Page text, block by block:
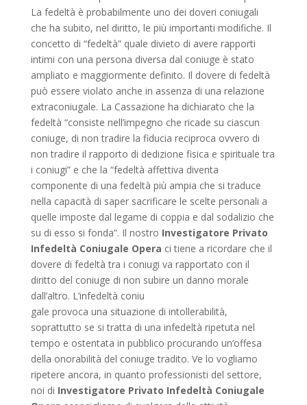
La fedeltà è probabilmente uno dei doveri coniugali
che ha subito, nel diritto, le più importanti modifiche. Il
concetto di “fedeltà” quale divieto di avere rapporti
intimi con una persona diversa dal coniuge è stato
ampliato e maggiormente definito. Il dovere di fedeltà
può essere violato anche in assenza di una relazione
extraconiugale. La Cassazione ha dichiarato che la
fedeltà “consiste nell’impegno che ricade su ciascun
coniuge, di non tradire la fiducia reciproca ovvero di
non tradire il rapporto di dedizione fisica e spirituale tra
i coniugi” e che la “fedeltà affettiva diventa
componente di una fedeltà più ampia che si traduce
nella capacità di saper sacrificare le scelte personali a
quelle imposte dal legame di coppia e dal sodalizio che
su di esso si fonda”. Il nostro Investigatore Privato
Infedeltà Coniugale Opera ci tiene a ricordare che il
dovere di fedeltà tra i coniugi va rapportato con il
diritto del coniuge di non subire un danno morale
dall’altro. L’infedeltà coniu
gale provoca una situazione di intollerabilità,
soprattutto se si tratta di una infedeltà ripetuta nel
tempo e ostentata in pubblico procurando un’offesa
della onorabilità del coniuge tradito. Ve lo vogliamo
ripetere ancora, in quanto professionisti del settore,
noi di Investigatore Privato Infedeltà Coniugale